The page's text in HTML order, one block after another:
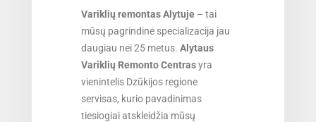
Variklių remontas Alytuje– tai
mūsų pagrindinė specializacija jau
daugiau nei 25 metus. Alytaus
Variklių Remonto Centrasyra
vienintelis Dzūkijos regione
servisas, kurio pavadinimas
tiesiogiai atskleidžia mūsų